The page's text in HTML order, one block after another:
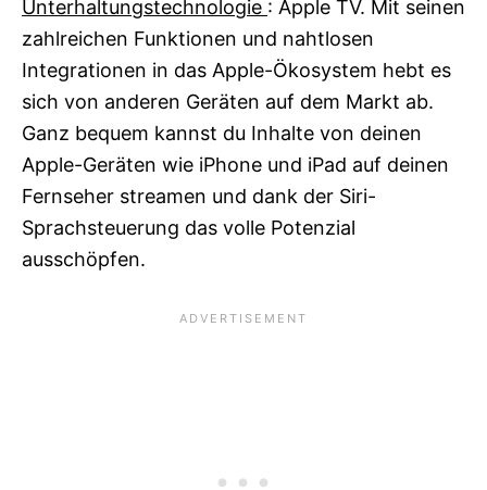
Unterhaltungstechnologie : Apple TV. Mit seinen
zahlreichen Funktionen und nahtlosen
Integrationen in das Apple-Ökosystem hebt es
sich von anderen Geräten auf dem Markt ab.
Ganz bequem kannst du Inhalte von deinen
Apple-Geräten wie iPhone und iPad auf deinen
Fernseher streamen und dank der Siri-
Sprachsteuerung das volle Potenzial
ausschöpfen.